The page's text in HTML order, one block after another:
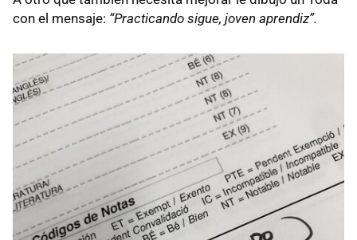
con el mensaje: “Practicando sigue, joven aprendiz”.